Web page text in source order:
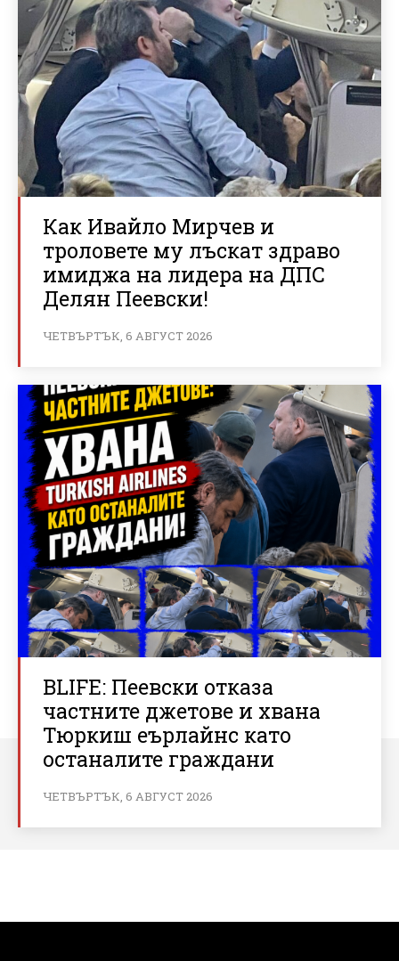
Как Ивайло Мирчев и
троловете му лъскат здраво
имиджа на лидера на ДПС
Делян Пеевски!
ЧЕТВЪРТЪК, 6 АВГУСТ 2026
BLIFE: Пеевски отказа
частните джетове и хвана
Тюркиш еърлайнс като
останалите граждани
ЧЕТВЪРТЪК, 6 АВГУСТ 2026